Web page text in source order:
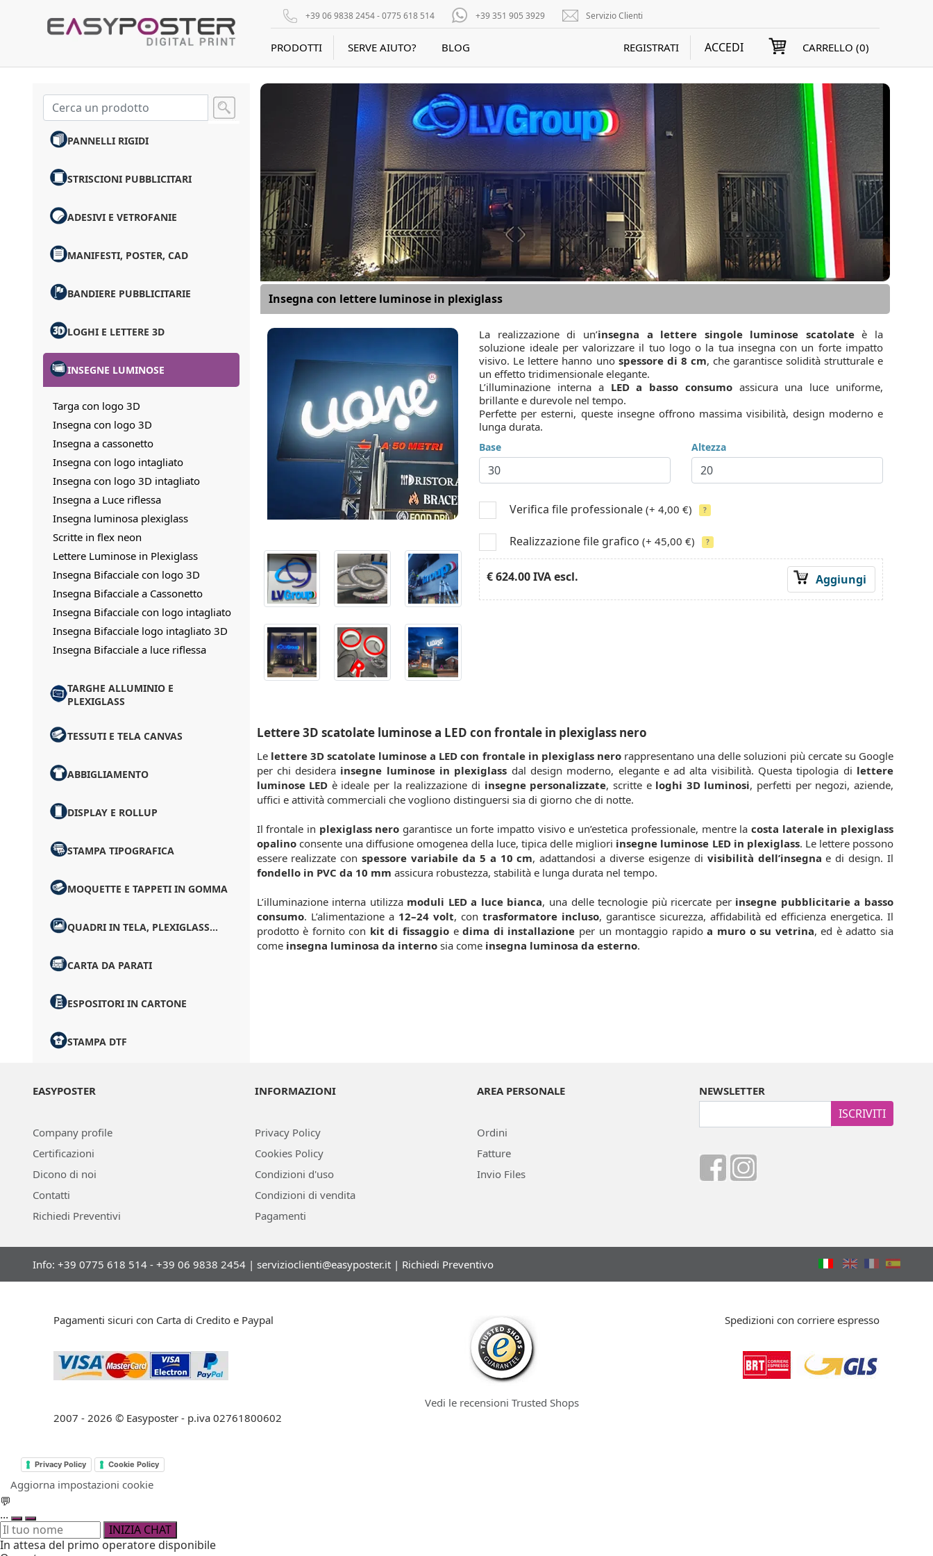
+39 06 9838 2454 - 0775 618 514 +39 351 905 3929 Servizio Clienti
PRODOTTI SERVE AIUTO? BLOG REGISTRATI ACCEDI CARRELLO (0)
PANNELLI RIGIDI
STRISCIONI PUBBLICITARI
ADESIVI E VETROFANIE
MANIFESTI, POSTER, CAD
BANDIERE PUBBLICITARIE
LOGHI E LETTERE 3D
INSEGNE LUMINOSE
Targa con logo 3D
Insegna con logo 3D
Insegna a cassonetto
Insegna con logo intagliato
Insegna con logo 3D intagliato
Insegna a Luce riflessa
Insegna luminosa plexiglass
Scritte in flex neon
Lettere Luminose in Plexiglass
Insegna Bifacciale con logo 3D
Insegna Bifacciale a Cassonetto
Insegna Bifacciale con logo intagliato
Insegna Bifacciale logo intagliato 3D
Insegna Bifacciale a luce riflessa
TARGHE ALLUMINIO E
PLEXIGLASS
TESSUTI E TELA CANVAS
ABBIGLIAMENTO
DISPLAY E ROLLUP
STAMPA TIPOGRAFICA
MOQUETTE E TAPPETI IN GOMMA
QUADRI IN TELA, PLEXIGLASS...
CARTA DA PARATI
ESPOSITORI IN CARTONE
STAMPA DTF
Insegna con lettere luminose in plexiglass
La realizzazione di un’insegna a lettere singole luminose scatolateè la
soluzione ideale per valorizzare il tuo logo o la tua insegna con un forte impatto
visivo. Le lettere hanno uno spessore di 8 cm, che garantisce solidità strutturale e
un effetto tridimensionale elegante.
L’illuminazione interna a LED a basso consumoassicura una luce uniforme,
brillante e durevole nel tempo.
Perfette per esterni, queste insegne offrono massima visibilità, design moderno e
lunga durata.
Base Altezza
Verifica file professionale (+ 4,00 €) ?
Realizzazione file grafico (+ 45,00 €) ?
€ 624.00IVA escl. Aggiungi
Lettere 3D scatolate luminose a LED con frontale in plexiglass nero
Le lettere 3D scatolate luminose a LED con frontale in plexiglass nerorappresentano una delle soluzioni più cercate su Google
per chi desidera insegne luminose in plexiglass dal design moderno, elegante e ad alta visibilità. Questa tipologia di lettere
luminose LED è ideale per la realizzazione di insegne personalizzate, scritte e loghi 3D luminosi, perfetti per negozi, aziende,
uffici e attività commerciali che vogliono distinguersi sia di giorno che di notte.
Il frontale in plexiglass nero garantisce un forte impatto visivo e un’estetica professionale, mentre la costa laterale in plexiglass
opalinoconsente una diffusione omogenea della luce, tipica delle migliori insegne luminose LED in plexiglass. Le lettere possono
essere realizzate conspessore variabile da 5 a 10 cm, adattandosi a diverse esigenze di visibilità dell’insegna e di design. Il
fondello in PVC da 10 mm assicura robustezza, stabilità e lunga durata nel tempo.
L’illuminazione interna utilizza moduli LED a luce bianca, una delle tecnologie più ricercate per insegne pubblicitarie a basso
consumo. L’alimentazione a 12–24 volt, con trasformatore incluso, garantisce sicurezza, affidabilità ed efficienza energetica. Il
prodotto è fornito con kit di fissaggio edima di installazione per un montaggio rapidoa muro o su vetrina, ed è adatto sia
come insegna luminosa da internosia come insegna luminosa da esterno.
EASYPOSTER
Company profile
Certificazioni
Dicono di noi
Contatti
Richiedi Preventivi
INFORMAZIONI
Privacy Policy
Cookies Policy
Condizioni d'uso
Condizioni di vendita
Pagamenti
AREA PERSONALE
Ordini
Fatture
Invio Files
NEWSLETTER
ISCRIVITI
Info: +39 0775 618 514 - +39 06 9838 2454 | servizioclienti@easyposter.it | Richiedi Preventivo
Pagamenti sicuri con Carta di Credito e Paypal
2007 - 2026 © Easyposter - p.iva 02761800602
Vedi le recensioni Trusted Shops
Spedizioni con corriere espresso
Privacy Policy Cookie Policy
Aggiorna impostazioni cookie
💬
...
INIZIA CHAT
In attesa del primo operatore disponibile